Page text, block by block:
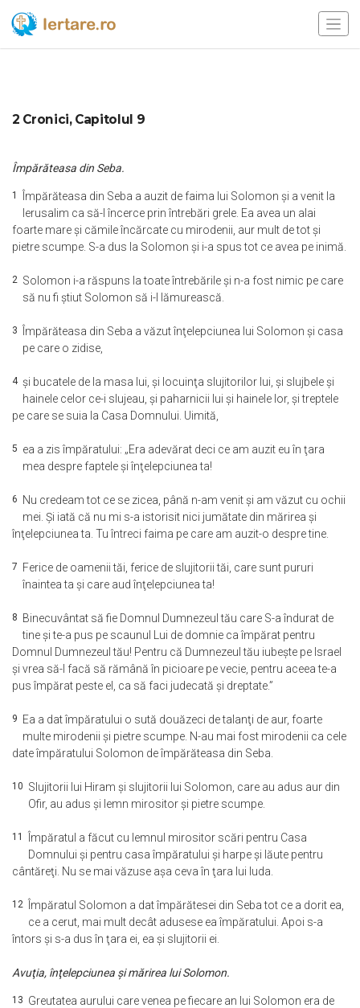
2 Cronici, Capitolul 9
Împărăteasa din Seba.
1
Împărăteasa din Seba a auzit de faima lui Solomon şi a venit la
Ierusalim ca să-l încerce prin întrebări grele. Ea avea un alai
foarte mare şi cămile încărcate cu mirodenii, aur mult de tot şi
pietre scumpe. S-a dus la Solomon şi i-a spus tot ce avea pe inimă.
2 Solomon i-a răspuns la toate întrebările şi n-a fost nimic pe care
să nu fi ştiut Solomon să i-l lămurească.
3
Împărăteasa din Seba a văzut înţelepciunea lui Solomon şi casa
pe care o zidise,
4 şi bucatele de la masa lui, şi locuinţa slujitorilor lui, şi slujbele şi
hainele celor ce-i slujeau, şi paharnicii lui şi hainele lor, şi treptele
pe care se suia la Casa Domnului. Uimită,
5 ea a zis împăratului: „Era adevărat deci ce am auzit eu în ţara
mea despre faptele şi înţelepciunea ta!
6
Nu credeam tot ce se zicea, până n-am venit şi am văzut cu ochii
mei. Şi iată că nu mi s-a istorisit nici jumătate din mărirea şi
înţelepciunea ta. Tu întreci faima pe care am auzit-o despre tine.
7 Ferice de oamenii tăi, ferice de slujitorii tăi, care sunt pururi
înaintea ta şi care aud înţelepciunea ta!
8 Binecuvântat să fie Domnul Dumnezeul tău care S-a îndurat de
tine şi te-a pus pe scaunul Lui de domnie ca împărat pentru
Domnul Dumnezeul tău! Pentru că Dumnezeul tău iubeşte pe Israel
şi vrea să-l facă să rămână în picioare pe vecie, pentru aceea te-a
pus împărat peste el, ca să faci judecată şi dreptate.”
9 Ea a dat împăratului o sută douăzeci de talanţi de aur, foarte
multe mirodenii şi pietre scumpe. N-au mai fost mirodenii ca cele
date împăratului Solomon de împărăteasa din Seba.
10 Slujitorii lui Hiram şi slujitorii lui Solomon, care au adus aur din
Ofir, au adus şi lemn mirositor şi pietre scumpe.
11
Împăratul a făcut cu lemnul mirositor scări pentru Casa
Domnului şi pentru casa împăratului şi harpe şi lăute pentru
cântăreţi. Nu se mai văzuse aşa ceva în ţara lui Iuda.
12
Împăratul Solomon a dat împărătesei din Seba tot ce a dorit ea,
ce a cerut, mai mult decât adusese ea împăratului. Apoi s-a
întors şi s-a dus în ţara ei, ea şi slujitorii ei.
Avuţia, înţelepciunea şi mărirea lui Solomon.
13 Greutatea aurului care venea pe fiecare an lui Solomon era de